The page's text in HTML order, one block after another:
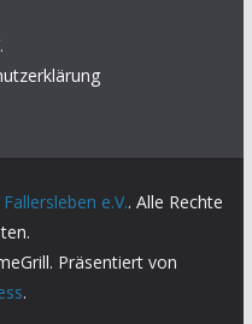
e.V.. Alle Rechte
Präsentiert von
.